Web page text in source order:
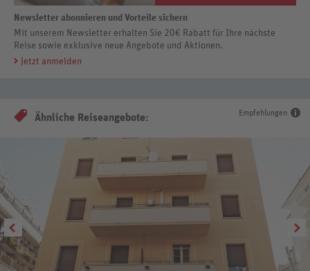
Newsletter abonnieren und Vorteile sichern
Mit unserem Newsletter erhalten Sie 20€ Rabatt für Ihre nächste
Reise sowie exklusive neue Angebote und Aktionen.
Jetzt anmelden
Empfehlungen
Ähnliche Reiseangebote: